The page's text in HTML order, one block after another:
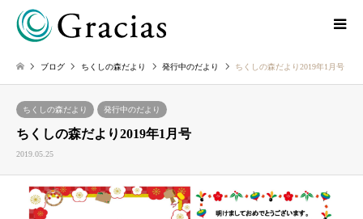
ブログ ちくしの森だより 発行中のだより ちくしの森だより2019年1月号
ちくしの森だより 発行中のだより
ちくしの森だより2019年1月号
2019.05.25